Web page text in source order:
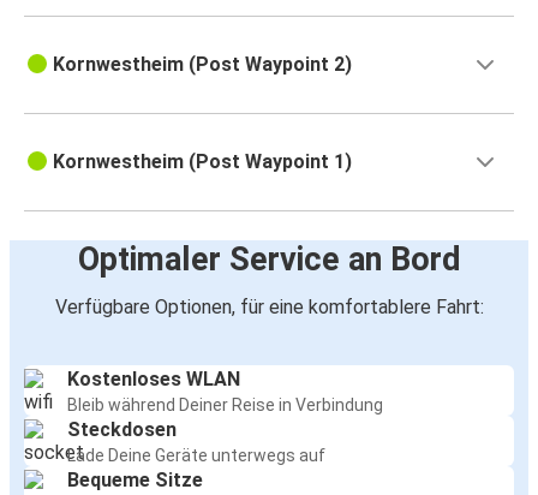
Kornwestheim (Post Waypoint 2)
Kornwestheim (Post Waypoint 1)
Optimaler Service an Bord
Verfügbare Optionen, für eine komfortablere Fahrt:
Kostenloses WLAN
Bleib während Deiner Reise in Verbindung
Steckdosen
Lade Deine Geräte unterwegs auf
Bequeme Sitze